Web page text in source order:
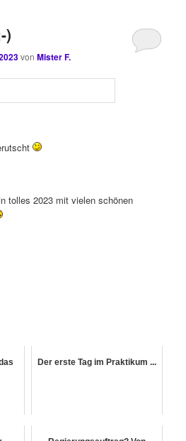
)
vonMister F.
tolles 2023 mit vielen schönen
Der erste Tag im Praktikum ...